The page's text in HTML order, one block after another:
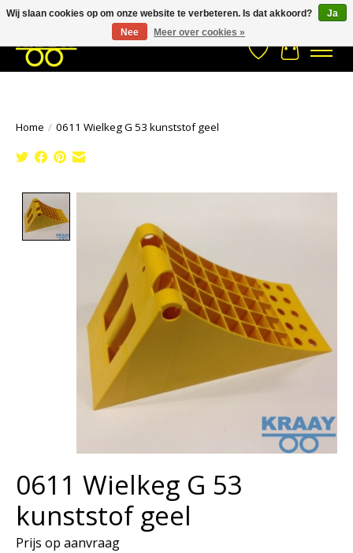
033- 2470 538 info@kraaybv.com Stuur een Whatsapp bericht
Verlanglijst
Home / 0611 Wielkeg G 53 kunststof geel
0611 Wielkeg G 53
kunststof geel
Prijs op aanvraag
Wij slaan cookies op om onze website te verbeteren. Is dat akkoord?
Ja
Nee
Meer over cookies »